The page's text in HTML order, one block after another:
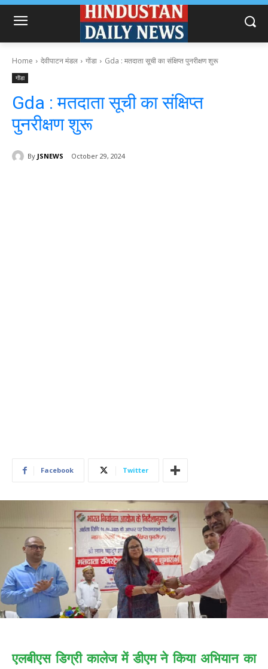
Home देवीपाटन मंडल गोंडा Gda : मतदाता सूची का संक्षिप्त पुनरीक्षण शुरू
गोंडा
Gda : मतदाता सूची का संक्षिप्त
पुनरीक्षण शुरू
By JSNEWS October 29, 2024
Facebook Twitter
एलबीएस डिग्री कालेज में डीएम ने किया अभियान का